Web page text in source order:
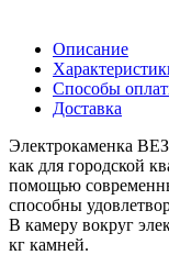
Описание
Способы
Доставка
Электрокаменка
как для городской
помощью
способны
В камеру вокруг
кг камней.